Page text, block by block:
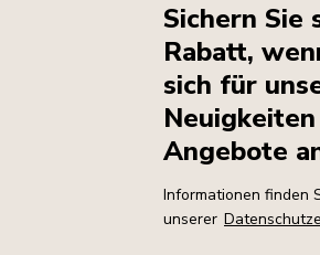
Sichern Sie
Rabatt,
sich für
Angebote
Informationen finden
unserer